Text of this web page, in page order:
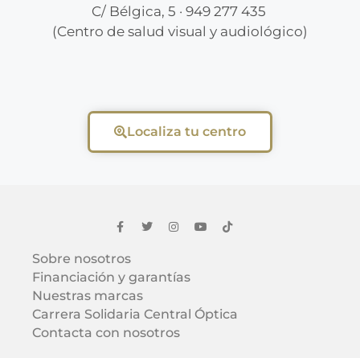
C/ Bélgica, 5 · 949 277 435
(Centro de salud visual y audiológico)
Localiza tu centro
Sobre nosotros
Financiación y garantías
Nuestras marcas
Carrera Solidaria Central Óptica
Contacta con nosotros